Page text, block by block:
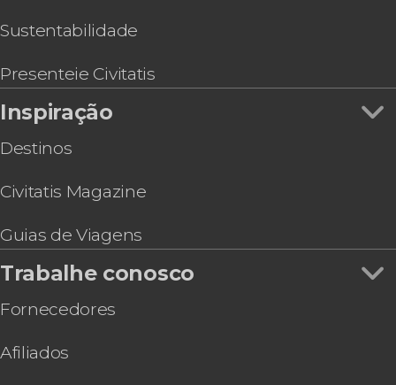
Sustentabilidade
Presenteie Civitatis
Inspiração
Destinos
Civitatis Magazine
Guias de Viagens
Trabalhe conosco
Fornecedores
Afiliados